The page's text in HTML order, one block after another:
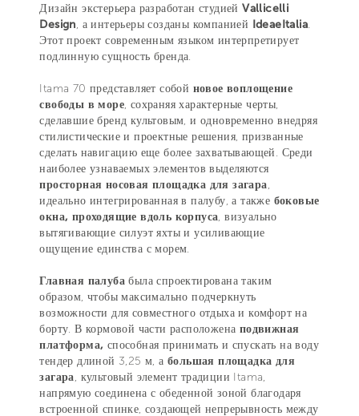
Дизайн экстерьера разработан студиейVallicelli
Design, а интерьеры созданы компанией IdeaeItalia.
Этот проект современным языком интерпретирует
подлинную сущность бренда.
Itama 70 представляет собой новое воплощение
свободы в море, сохраняя характерные черты,
сделавшие бренд культовым, и одновременно внедряя
стилистические и проектные решения, призванные
сделать навигацию еще более захватывающей. Среди
наиболее узнаваемых элементов выделяются
просторная носовая площадка для загара,
идеально интегрированная в палубу, а также боковые
окна, проходящие вдоль корпуса, визуально
вытягивающие силуэт яхты и усиливающие
ощущение единства с морем.
Главная палубабыла спроектирована таким
образом, чтобы максимально подчеркнуть
возможности для совместного отдыха и комфорт на
борту. В кормовой части расположена подвижная
платформа, способная принимать и спускать на воду
тендер длиной 3,25 м, а большая площадка для
загара, культовый элемент традиции Itama,
напрямую соединена с обеденной зоной благодаря
встроенной спинке, создающей непрерывность между